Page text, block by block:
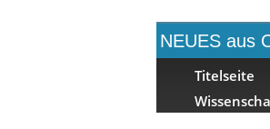
NEUES aus
Titelseite